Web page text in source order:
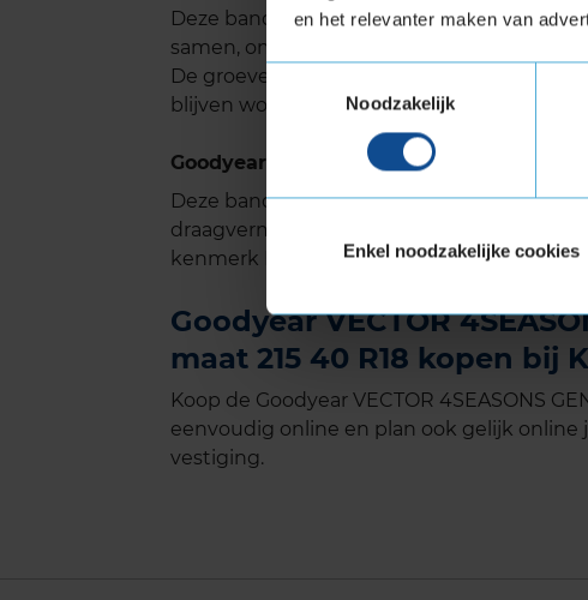
en het relevanter maken van
Toestemmingsselectie
Noodzakelijk
Enkel noodzakelijke cookies
Deze band heeft veel groeven in het
samen, omdat ze elkaar kruizen en zorgen
De groeven ontwikkelen zich met de tijd,
blijven worden. Dus weerstand tegen
Goodyear VECTOR 4SEASONS GEN-3
Deze band is ook geschikt voor
draagvermogen nodig hebben.
kenmerk Extra Load.
Goodyear VECTOR
maat 215 40 R18 kopen bij
Koop de Goodyear VECTOR 4SEASONS
eenvoudig online en plan ook gelijk
vestiging.